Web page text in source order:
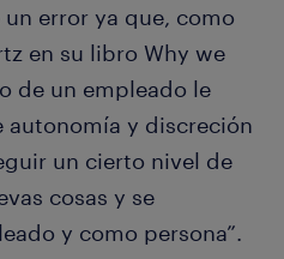
error ya que, como
en su libro Why we
de un empleado le
autonomía y discreción
un cierto nivel de
cosas y se
y como persona”.